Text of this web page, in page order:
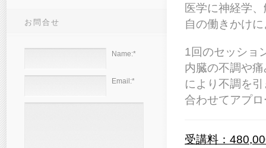
医学に神経学
自の働きかけ
1回のセッショ
内臓の不調や
により不調を
合わせてアプ
受講料：
お問合せ
Name:*
Email:*